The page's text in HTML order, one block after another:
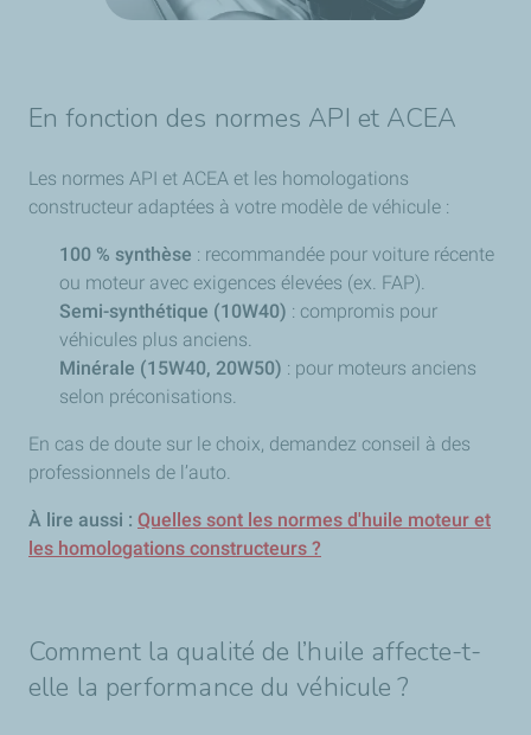
En fonction des normes API et ACEA
Les normes API et ACEA et les homologations
constructeur adaptées à votre modèle de véhicule :
100 % synthèse : recommandée pour voiture récente
ou moteur avec exigences élevées (ex. FAP).
Semi-synthétique (10W40) : compromis pour
véhicules plus anciens.
Minérale (15W40, 20W50) : pour moteurs anciens
selon préconisations.
En cas de doute sur le choix, demandez conseil à des
professionnels de l’auto.
À lire aussi : Quelles sont les normes d'huile moteur et
les homologations constructeurs ?
Comment la qualité de l’huile affecte-t-
elle la performance du véhicule ?